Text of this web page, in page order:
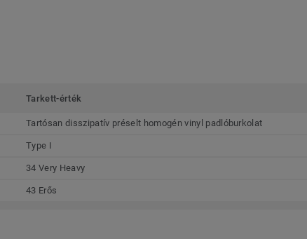
Tarkett-érték
Tartósan disszipatív préselt homogén vinyl padlóburkolat
Type I
34 Very Heavy
43 Erős